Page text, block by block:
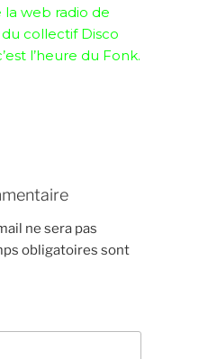
web radio de
collectif Disco
l’heure du Fonk.
ne sera pas
obligatoires sont